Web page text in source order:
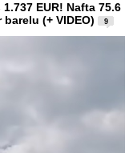
EUR! Nafta 75.6
barelu (+ VIDEO)
9